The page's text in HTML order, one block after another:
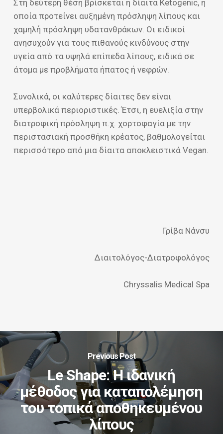
Στη δεύτερη θέση βρίσκεται η δίαιτα Ketogenic, η
οποία προτείνει αυξημένη πρόσληψη λίπους και
χαμηλή πρόσληψη υδατανθράκων. Οι ειδικοί
ανησυχούν για τους πιθανούς κινδύνους στην
υγεία από τα υψηλά επίπεδα λίπους, ειδικά σε
άτομα με προβλήματα ήπατος ή νεφρών.
Συνολικά, οι καλύτερες δίαιτες δεν είναι
υπερβολικά περιοριστικές. Έτσι, η ευελιξία στην
διατροφική πρόσληψη π.χ. χορτοφαγία με την
περιστασιακή προσθήκη κρέατος, βαθμολογείται
περισσότερο από μια δίαιτα αποκλειστικά Vegan.
Γρίβα Νάνσυ
Διαιτολόγος-Διατροφολόγος
Chryssalis Medical Spa
Previous Post
Le Shape: H ιδανική
μέθοδος για καταπολέμηση
του τοπικά αποθηκευμένου
λίπους